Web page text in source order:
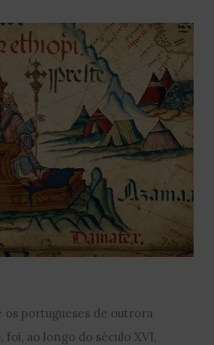
os portugueses de outrora
foi, ao longo do século XVI,